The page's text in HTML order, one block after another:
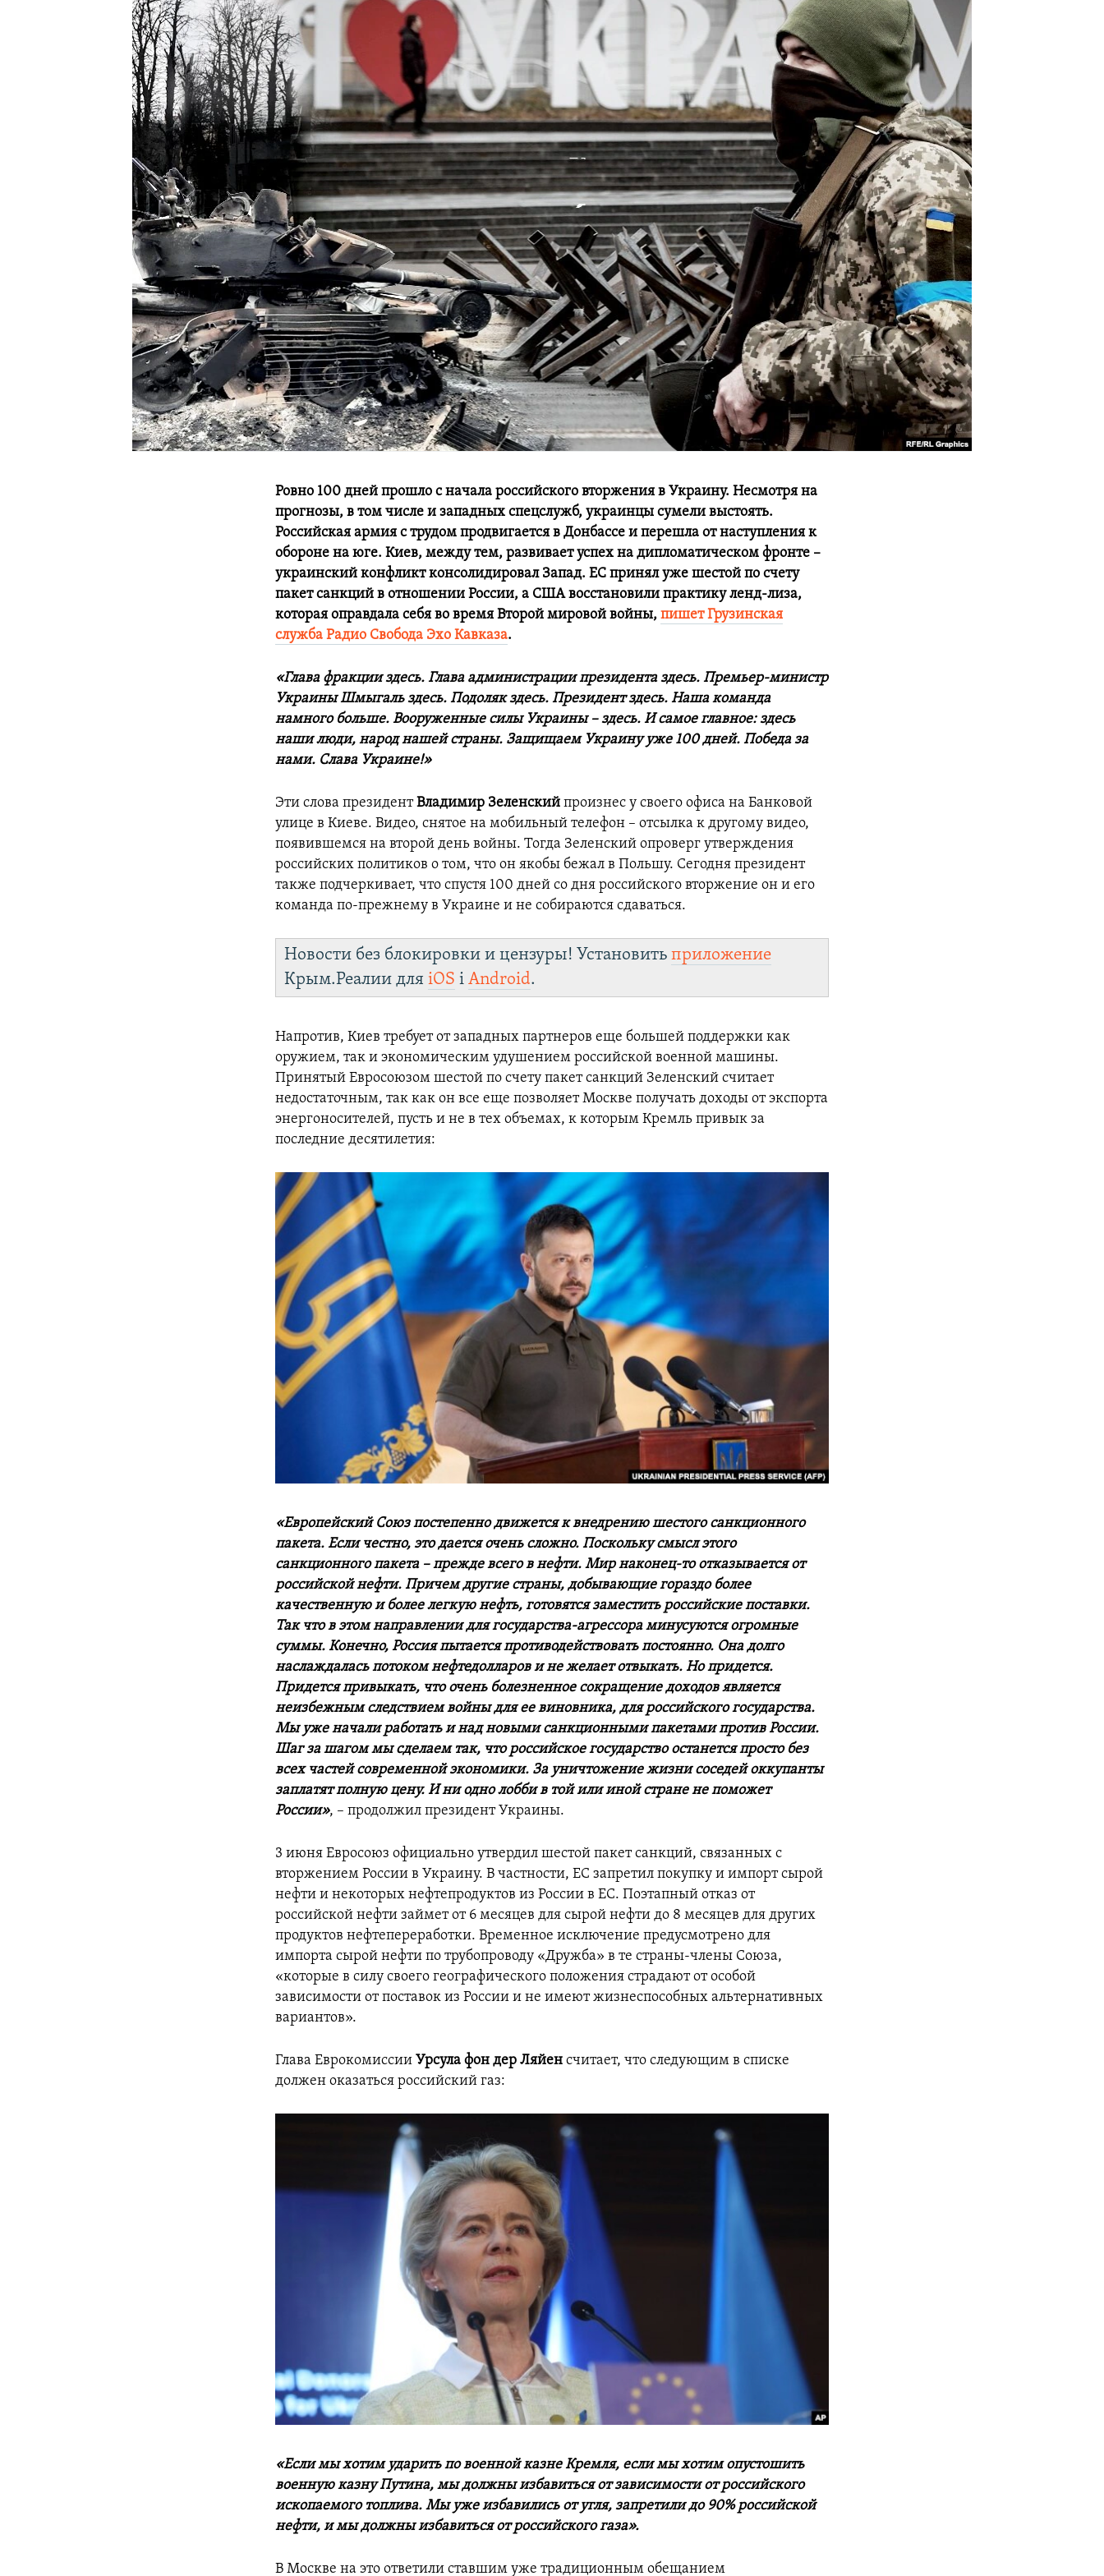
КРЫМ.НЕПОКОРЕННЫЙ
УКРАИНСКАЯ ПРОБЛЕМА КРЫМА
Ровно 100 дней прошло с начала российского вторжения в Украину. Несмотря на
прогнозы, в том числе и западных спецслужб, украинцы сумели выстоять.
Российская армия с трудом продвигается в Донбассе и перешла от наступления к
обороне на юге. Киев, между тем, развивает успех на дипломатическом фронте –
украинский конфликт консолидировал Запад. ЕС принял уже шестой по счету
пакет санкций в отношении России, а США восстановили практику ленд-лиза,
которая оправдала себя во время Второй мировой войны,пишет Грузинская
служба Радио Свобода Эхо Кавказа.
«Глава фракции здесь. Глава администрации президента здесь. Премьер-министр
Украины Шмыгаль здесь. Подоляк здесь. Президент здесь. Наша команда
намного больше. Вооруженные силы Украины – здесь. И самое главное: здесь
наши люди, народ нашей страны. Защищаем Украину уже 100 дней. Победа за
нами. Слава Украине!»
Эти слова президентВладимир Зеленский произнес у своего офиса на Банковой
улице в Киеве. Видео, снятое на мобильный телефон – отсылка к другому видео,
появившемся на второй день войны. Тогда Зеленский опроверг утверждения
российских политиков о том, что он якобы бежал в Польшу. Сегодня президент
также подчеркивает, что спустя 100 дней со дня российского вторжение он и его
команда по-прежнему в Украине и не собираются сдаваться.
Новости без блокировки и цензуры! Установитьприложение
Крым.Реалии дляiOS іAndroid.
Напротив, Киев требует от западных партнеров еще большей поддержки как
оружием, так и экономическим удушением российской военной машины.
Принятый Евросоюзом шестой по счету пакет санкций Зеленский считает
недостаточным, так как он все еще позволяет Москве получать доходы от экспорта
энергоносителей, пусть и не в тех объемах, к которым Кремль привык за
последние десятилетия:
«Европейский Союз постепенно движется к внедрению шестого санкционного
пакета. Если честно, это дается очень сложно. Поскольку смысл этого
санкционного пакета – прежде всего в нефти. Мир наконец-то отказывается от
российской нефти. Причем другие страны, добывающие гораздо более
качественную и более легкую нефть, готовятся заместить российские поставки.
Так что в этом направлении для государства-агрессора минусуются огромные
суммы. Конечно, Россия пытается противодействовать постоянно. Она долго
наслаждалась потоком нефтедолларов и не желает отвыкать. Но придется.
Придется привыкать, что очень болезненное сокращение доходов является
неизбежным следствием войны для ее виновника, для российского государства.
Мы уже начали работать и над новыми санкционными пакетами против России.
Шаг за шагом мы сделаем так, что российское государство останется просто без
всех частей современной экономики. За уничтожение жизни соседей оккупанты
заплатят полную цену. И ни одно лобби в той или иной стране не поможет
России», –продолжил президент Украины.
3 июня Евросоюз официально утвердил шестой пакет санкций, связанных с
вторжением России в Украину. В частности, ЕС запретил покупку и импорт сырой
нефти и некоторых нефтепродуктов из России в ЕС. Поэтапный отказ от
российской нефти займет от 6 месяцев для сырой нефти до 8 месяцев для других
продуктов нефтепереработки. Временное исключение предусмотрено для
импорта сырой нефти по трубопроводу «Дружба» в те страны-члены Союза,
«которые в силу своего географического положения страдают от особой
зависимости от поставок из России и не имеют жизнеспособных альтернативных
вариантов».
Глава ЕврокомиссииУрсула фон дер Ляйен считает, что следующим в списке
должен оказаться российский газ:
«Если мы хотим ударить по военной казне Кремля, если мы хотим опустошить
военную казну Путина, мы должны избавиться от зависимости от российского
ископаемого топлива. Мы уже избавились от угля, запретили до 90% российской
нефти, и мы должны избавиться от российского газа».
В Москве на это ответили ставшим уже традиционным обещанием